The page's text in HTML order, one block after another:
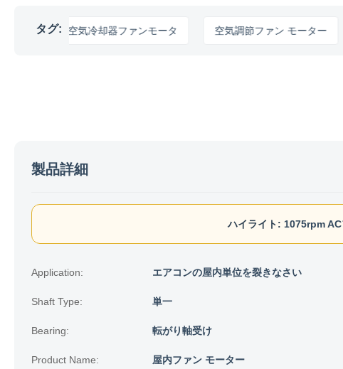
タグ:
空気冷却器ファンモータ 空気調節ファン モーター
製品詳細
ハイライト: 1075rpm
Application: エアコンの屋内単位を裂きなさい
Shaft Type: 単一
Bearing: 転がり軸受け
Product Name: 屋内ファン モーター